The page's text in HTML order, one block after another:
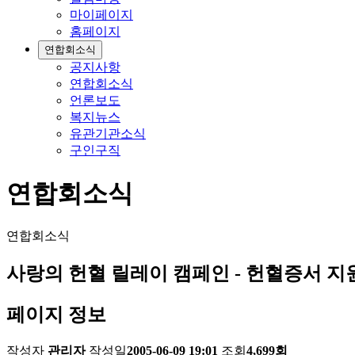
마이페이지
홈페이지
연합회소식
공지사항
연합회소식
언론보도
복지뉴스
유관기관소식
구인구직
연합회소식
연합회소식
사랑의 헌혈 릴레이 캠페인 - 헌혈증서 지
페이지 정보
작성자 관리자 작성일2005-06-09 19:01 조회 4,699회